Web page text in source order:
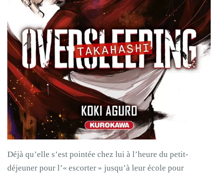
Déjà qu’elle s’est pointée chez lui à l’heure du petit-
déjeuner pour l’« escorter » jusqu’à leur école pour